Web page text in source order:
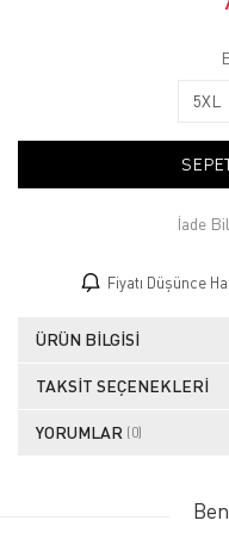
İade
Fiyatı Düşünce
ÜRÜN BILGISI
TAKSIT SEÇENEKLERI
YORUMLAR (0)